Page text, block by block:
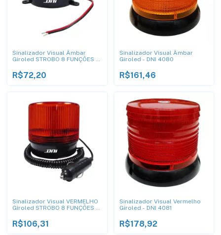
Sinalizador Visual Âmbar
Giroled STROBO 8 FUNÇÕES -
R$72,20
Sinalizador Visual Âmbar
Giroled - DNI 4080
R$161,46
Sinalizador Visual VERMELHO
Giroled STROBO 8 FUNÇÕES -
R$106,31
Sinalizador Visual Vermelho
Giroled - DNI 4081
R$178,92